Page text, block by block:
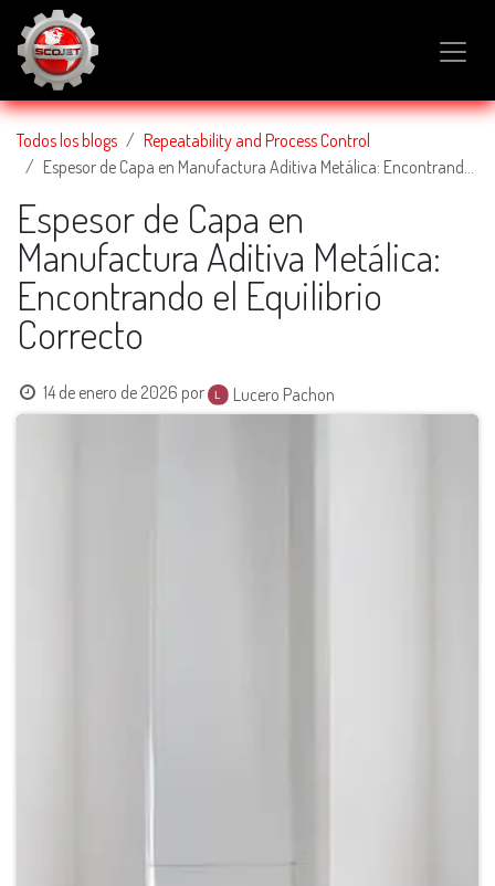
IR AL CONTENIDO
Todos los blogs
Repeatability and Process Control
Espesor de Capa en Manufactura Aditiva Metálica: Encontrando el Equilibrio Correcto
Espesor de Capa en
Manufactura Aditiva Metálica:
Encontrando el Equilibrio
Correcto
14 de enero de 2026 por Lucero Pachon